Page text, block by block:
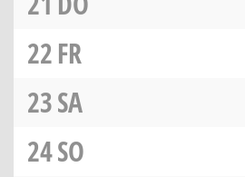
22FR
23SA
24SO